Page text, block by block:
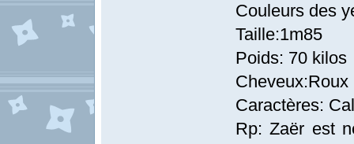
Couleurs des
Taille:1m85
Poids: 70 kilos
Cheveux:Roux
Caractères:
Rp: Zaër est